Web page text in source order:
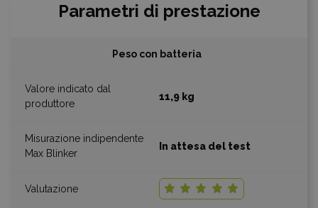
Parametri di prestazione
Peso con batteria
11,9 kg
In attesa del test